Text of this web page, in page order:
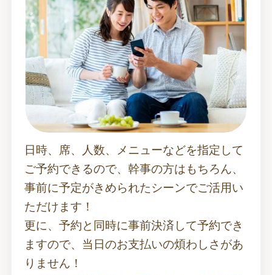
日時、席、人数、メニューなどを指定して
ご予約できるので、幹事の方はもちろん、
事前に予定がきめられたシーンでご活用い
ただけます！
更に、予約と同時に事前決済して予約でき
ますので、当日のお支払いの煩わしさがあ
りません！